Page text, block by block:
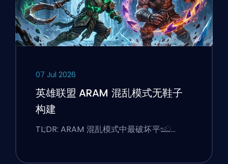
07 Jul 2026
英雄联盟 ARAM 混乱模式无鞋子
构建
TL;DR: ARAM 混乱模式中最破坏平ඣ…